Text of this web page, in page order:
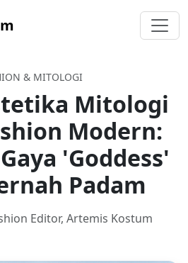
& MITOLOGI
Mitologi
Modern:
'Goddess'
Padam
Editor, Artemis Kostum